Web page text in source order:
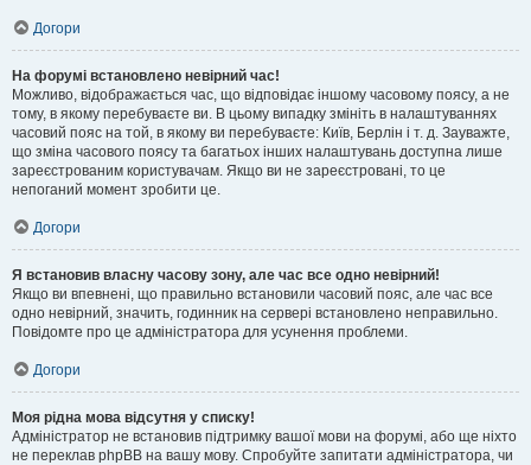
Догори
На форумі встановлено невірний час!
Можливо, відображається час, що відповідає іншому часовому поясу, а не
тому, в якому перебуваєте ви. В цьому випадку змініть в налаштуваннях
часовий пояс на той, в якому ви перебуваєте: Київ, Берлін і т. д. Зауважте,
що зміна часового поясу та багатьох інших налаштувань доступна лише
зареєстрованим користувачам. Якщо ви не зареєстровані, то це
непоганий момент зробити це.
Догори
Я встановив власну часову зону, але час все одно невірний!
Якщо ви впевнені, що правильно встановили часовий пояс, але час все
одно невірний, значить, годинник на сервері встановлено неправильно.
Повідомте про це адміністратора для усунення проблеми.
Догори
Моя рідна мова відсутня у списку!
Адміністратор не встановив підтримку вашої мови на форумі, або ще ніхто
не переклав phpBB на вашу мову. Спробуйте запитати адміністратора, чи